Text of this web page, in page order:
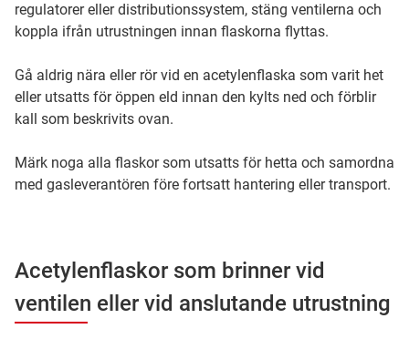
regulatorer eller distributionssystem, stäng ventilerna och
koppla ifrån utrustningen innan flaskorna flyttas.
Gå aldrig nära eller rör vid en acetylenflaska som varit het
eller utsatts för öppen eld innan den kylts ned och förblir
kall som beskrivits ovan.
Märk noga alla flaskor som utsatts för hetta och samordna
med gasleverantören före fortsatt hantering eller transport.
Acetylenflaskor som brinner vid
ventilen eller vid anslutande utrustning